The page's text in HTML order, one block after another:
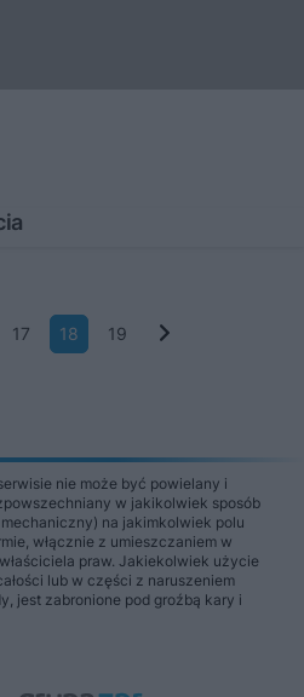
17 18 19
nie może być powielany i
w jakikolwiek sposób
na jakimkolwiek polu
włącznie z umieszczaniem w
praw. Jakiekolwiek użycie
lub w części z naruszeniem
jest zabronione pod groźbą kary i